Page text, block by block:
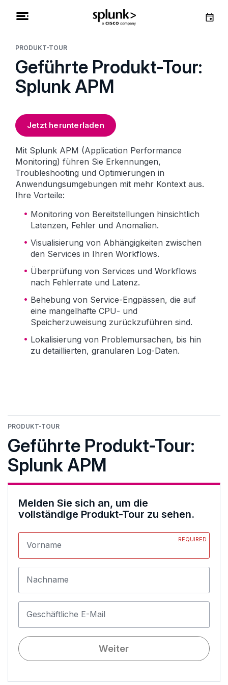
PRODUKT-TOUR
Geführte Produkt-Tour:
Splunk APM
Jetzt herunterladen
Mit Splunk APM (Application Performance
Monitoring) führen Sie Erkennungen,
Troubleshooting und Optimierungen in
Anwendungsumgebungen mit mehr Kontext aus.
Ihre Vorteile:
Monitoring von Bereitstellungen hinsichtlich
Latenzen, Fehler und Anomalien.
Visualisierung von Abhängigkeiten zwischen
den Services in Ihren Workflows.
Überprüfung von Services und Workflows
nach Fehlerrate und Latenz.
Behebung von Service-Engpässen, die auf
eine mangelhafte CPU- und
Speicherzuweisung zurückzuführen sind.
Lokalisierung von Problemursachen, bis hin
zu detaillierten, granularen Log-Daten.
PRODUKT-TOUR
Geführte Produkt-Tour:
Splunk APM
Melden Sie sich an, um die
vollständige Produkt-Tour zu sehen.
Vorname
REQUIRED
Nachname
Geschäftliche E-Mail
Weiter